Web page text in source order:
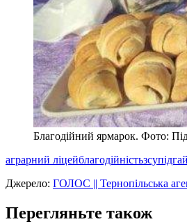
Благодійний ярмарок. Фото:
аграрний ліцейблагодійністьзсу
Джерело: ГОЛОС || Тернопільська
Перегляньте також